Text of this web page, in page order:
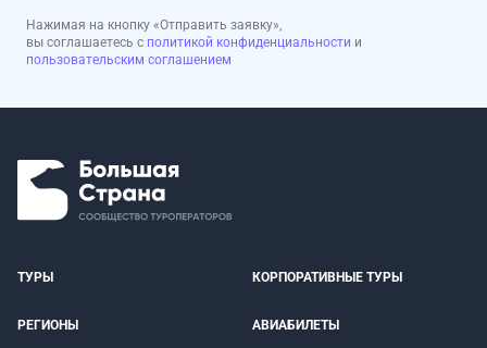
Нажимая на кнопку «Отправить заявку»,
вы соглашаетесь с политикой конфиденциальности и
пользовательским соглашением
ТУРЫ КОРПОРАТИВНЫЕ ТУРЫ
РЕГИОНЫ АВИАБИЛЕТЫ